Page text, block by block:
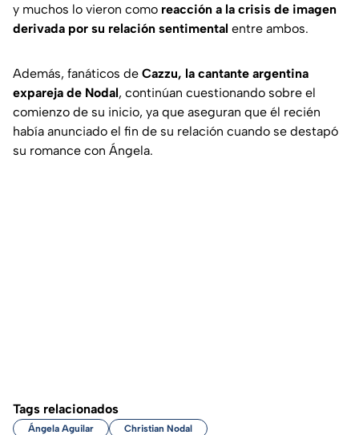
y muchos lo vieron como reacción a la crisis de imagen
derivada por su relación sentimental entre ambos.
Además, fanáticos de Cazzu, la cantante argentina
expareja de Nodal, continúan cuestionando sobre el
comienzo de su inicio, ya que aseguran que él recién
había anunciado el fin de su relación cuando se destapó
su romance con Ángela.
Tags relacionados
Ángela Aguilar Christian Nodal